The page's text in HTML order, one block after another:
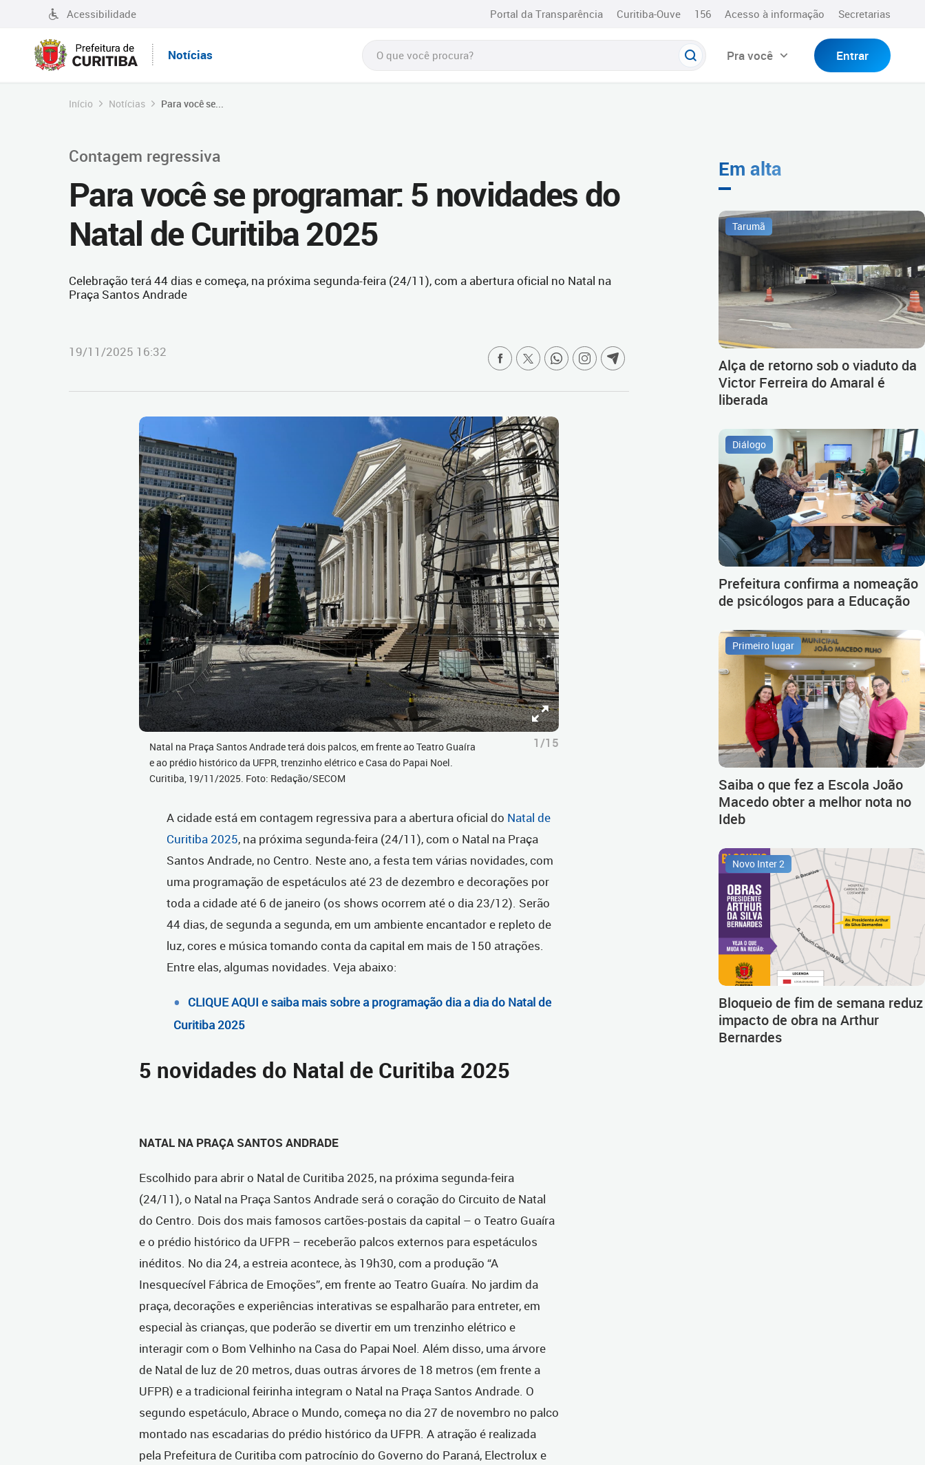
Acessibilidade Portal da Transparência Curitiba-Ouve 156 Acesso à informação Secretarias
Notícias Pra você Entrar
Início Notícias Para você se...
Contagem regressiva
Para você se programar: 5 novidades do
Natal de Curitiba 2025
Celebração terá 44 dias e começa, na próxima segunda-feira (24/11), com a abertura oficial no Natal na
Praça Santos Andrade
19/11/2025 16:32
Natal na Praça Santos Andrade terá dois palcos, em frente ao Teatro Guaíra
e ao prédio histórico da UFPR, trenzinho elétrico e Casa do Papai Noel.
Curitiba, 19/11/2025. Foto: Redação/SECOM
1/15
A cidade está em contagem regressiva para a abertura oficial do Natal de
Curitiba 2025, na próxima segunda-feira (24/11), com o Natal na Praça
Santos Andrade, no Centro. Neste ano, a festa tem várias novidades, com
uma programação de espetáculos até 23 de dezembro e decorações por
toda a cidade até 6 de janeiro (os shows ocorrem até o dia 23/12). Serão
44 dias, de segunda a segunda, em um ambiente encantador e repleto de
luz, cores e música tomando conta da capital em mais de 150 atrações.
Entre elas, algumas novidades. Veja abaixo:
CLIQUE AQUI e saiba mais sobre a programação dia a dia do Natal de
Curitiba 2025
5 novidades do Natal de Curitiba 2025
NATAL NA PRAÇA SANTOS ANDRADE
Escolhido para abrir o Natal de Curitiba 2025, na próxima segunda-feira
(24/11), o Natal na Praça Santos Andrade será o coração do Circuito de Natal
do Centro. Dois dos mais famosos cartões-postais da capital – o Teatro Guaíra
e o prédio histórico da UFPR – receberão palcos externos para espetáculos
inéditos. No dia 24, a estreia acontece, às 19h30, com a produção “A
Inesquecível Fábrica de Emoções”, em frente ao Teatro Guaíra. No jardim da
praça, decorações e experiências interativas se espalharão para entreter, em
especial às crianças, que poderão se divertir em um trenzinho elétrico e
interagir com o Bom Velhinho na Casa do Papai Noel. Além disso, uma árvore
de Natal de luz de 20 metros, duas outras árvores de 18 metros (em frente a
UFPR) e a tradicional feirinha integram o Natal na Praça Santos Andrade. O
segundo espetáculo, Abrace o Mundo, começa no dia 27 de novembro no palco
montado nas escadarias do prédio histórico da UFPR. A atração é realizada
pela Prefeitura de Curitiba com patrocínio do Governo do Paraná, Electrolux e
Em alta
Tarumã
Alça de retorno sob o viaduto da
Victor Ferreira do Amaral é
liberada
Diálogo
Prefeitura confirma a nomeação
de psicólogos para a Educação
Primeiro lugar
Saiba o que fez a Escola João
Macedo obter a melhor nota no
Ideb
Novo Inter 2
Bloqueio de fim de semana reduz
impacto de obra na Arthur
Bernardes